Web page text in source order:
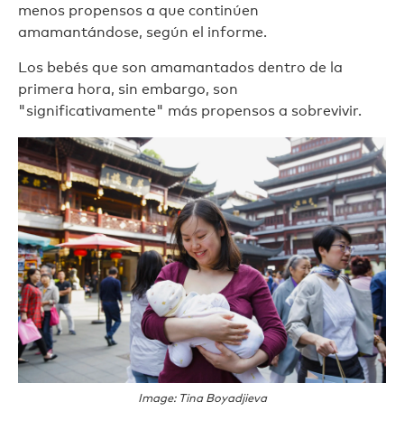
menos propensos a que continúen
amamantándose, según el informe.
Los bebés que son amamantados dentro de la
primera hora, sin embargo, son
"significativamente" más propensos a sobrevivir.
Image: Tina Boyadjieva